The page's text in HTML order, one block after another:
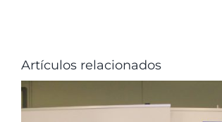
Artículos relacionados